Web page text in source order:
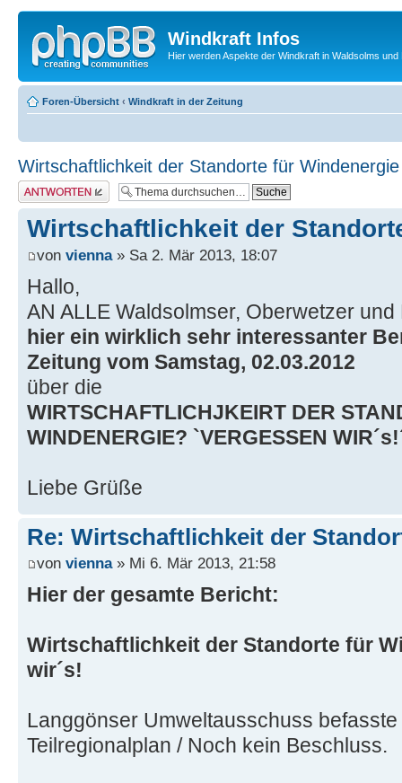
Windkraft Infos
Hier werden Aspekte der Windkraft in Waldsolms
Foren-Übersicht ‹ Windkraft in der Zeitung
Wirtschaftlichkeit der Standorte für Windenergie
Antwort erstellen
Wirtschaftlichkeit der
von vienna» Sa 2. Mär 2013, 18:07
Hallo,
AN ALLE Waldsolmser, Oberwetzer
hier ein wirklich sehr interessanter
Zeitung vom Samstag, 02.03.2012
über die
WIRTSCHAFTLICHJKEIRT DER
WINDENERGIE? `VERGESSEN
Liebe Grüße
Re: Wirtschaftlichkeit der
von vienna» Mi 6. Mär 2013, 21:58
Hier der gesamte Bericht:
Wirtschaftlichkeit der Standorte für
wir´s!
Langgönser Umweltausschuss
Teilregionalplan / Noch kein Beschluss.